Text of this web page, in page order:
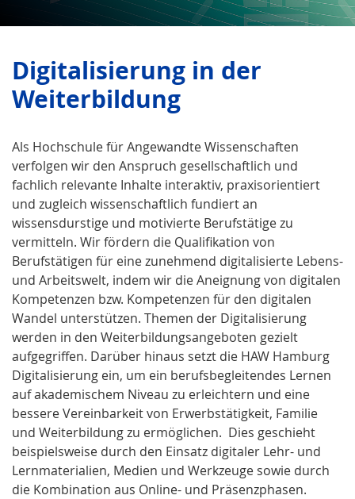
Digitalisierung in der
Weiter­bildung
Als Hochschule für Angewandte Wissenschaften
verfolgen wir den Anspruch gesellschaftlich und
fachlich relevante Inhalte interaktiv, praxisorientiert
und zugleich wissenschaftlich fundiert an
wissensdurstige und motivierte Berufstätige zu
vermitteln. Wir fördern die Qualifikation von
Berufstätigen für eine zunehmend digitalisierte Lebens-
und Arbeitswelt, indem wir die Aneignung von digitalen
Kompetenzen bzw. Kompetenzen für den digitalen
Wandel unterstützen. Themen der Digitalisierung
werden in den Weiterbildungsangeboten gezielt
aufgegriffen. Darüber hinaus setzt die HAW Hamburg
Digitalisierung ein, um ein berufsbegleitendes Lernen
auf akademischem Niveau zu erleichtern und eine
bessere Vereinbarkeit von Erwerbstätigkeit, Familie
und Weiterbildung zu ermöglichen. Dies geschieht
beispielsweise durch den Einsatz digitaler Lehr- und
Lernmaterialien, Medien und Werkzeuge sowie durch
die Kombination aus Online- und Präsenzphasen.